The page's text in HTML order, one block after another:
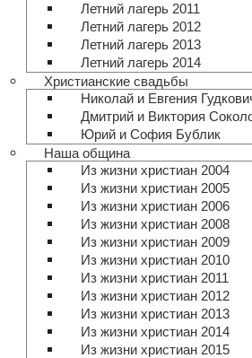
Летний лагерь 2011
Летний лагерь 2012
Летний лагерь 2013
Летний лагерь 2014
Христианские свадьбы
Николай и Евгения
Дмитрий и Виктория
Юрий и София Бублик
Наша община
Из жизни христиан 2004
Из жизни христиан 2005
Из жизни христиан 2006
Из жизни христиан 2008
Из жизни христиан 2009
Из жизни христиан 2010
Из жизни христиан 2011
Из жизни христиан 2012
Из жизни христиан 2013
Из жизни христиан 2014
Из жизни христиан 2015